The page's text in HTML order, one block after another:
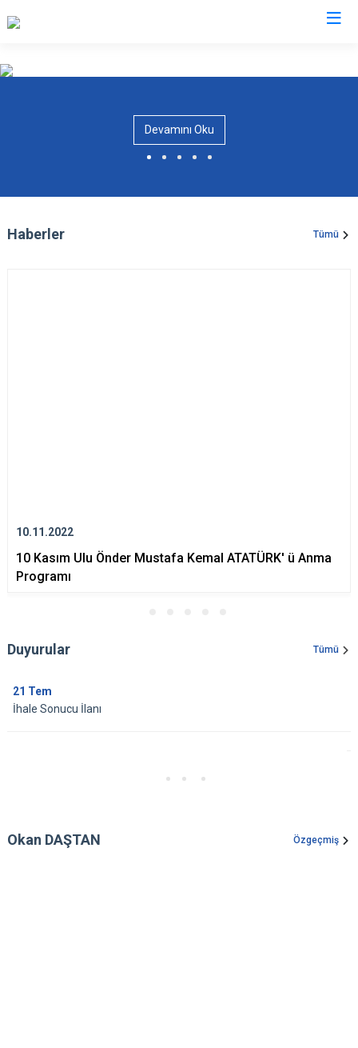
Kağızman
Sarıkamış
Devamını Oku
Haberler Tümü
10.11.2022
10 Kasım Ulu Önder Mustafa Kemal ATATÜRK' ü Anma
Programı
Duyurular Tümü
21 Tem
İhale Sonucu İlanı
Okan DAŞTAN Özgeçmiş